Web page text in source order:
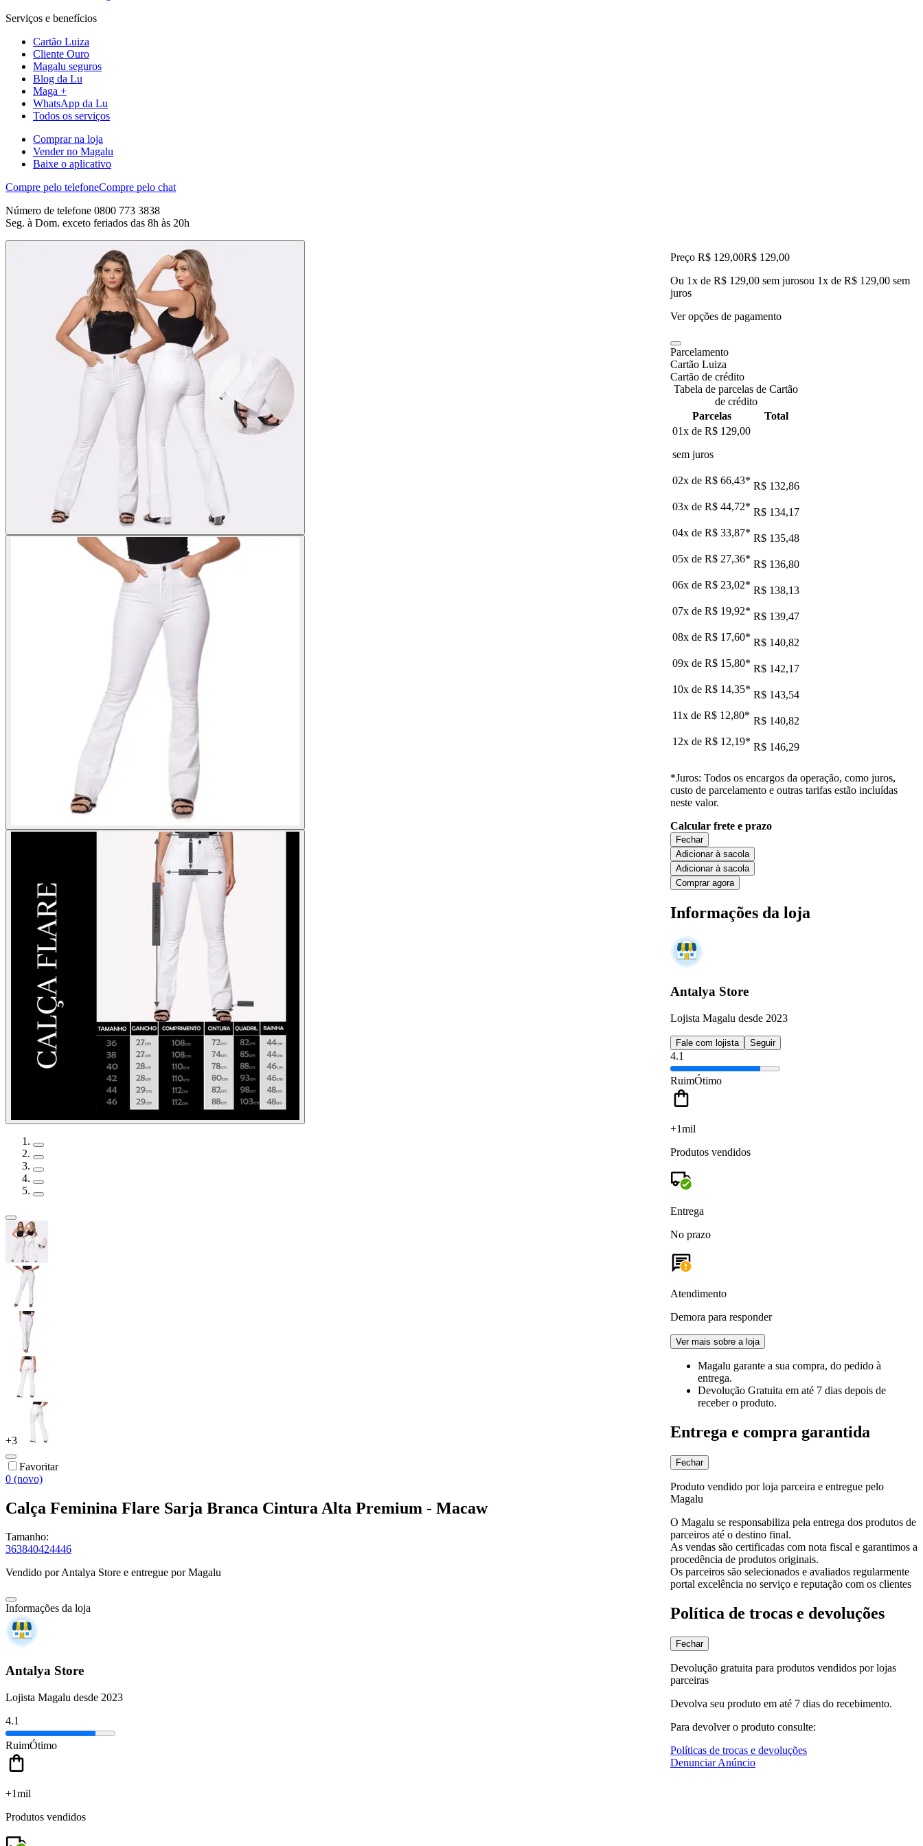
Serviços e benefícios
Cartão Luiza
Cliente Ouro
Magalu seguros
Blog da Lu
Maga +
WhatsApp da Lu
Todos os serviços
Comprar na loja
Vender no Magalu
Baixe o aplicativo
Compre pelo telefoneCompre pelo chat
Número de telefone 0800 773 3838
Seg. à Dom. exceto feriados das 8h às 20h
+3
Favoritar
0 (novo)
Calça Feminina Flare Sarja Branca Cintura Alta Premium - Macaw
Tamanho:
363840424446
Vendido porAntalya Store e entregue por Magalu
Informações da loja
Antalya Store
Lojista Magalu desde 2023
4.1
RuimÓtimo
+1mil
Produtos vendidos
Preço R$ 129,00R$ 129,00
Ou 1x de R$ 129,00 sem jurosou 1x de R$ 129,00 sem
juros
Ver opções de pagamento
Parcelamento
Cartão Luiza
Cartão de crédito
Tabela de parcelas de Cartão
de crédito
Parcelas
Total
01x de R$ 129,00
sem juros
02x de R$ 66,43* R$ 132,86
03x de R$ 44,72* R$ 134,17
04x de R$ 33,87* R$ 135,48
05x de R$ 27,36* R$ 136,80
06x de R$ 23,02* R$ 138,13
07x de R$ 19,92* R$ 139,47
08x de R$ 17,60* R$ 140,82
09x de R$ 15,80* R$ 142,17
10x de R$ 14,35* R$ 143,54
11x de R$ 12,80* R$ 140,82
12x de R$ 12,19* R$ 146,29
*Juros: Todos os encargos da operação, como juros,
custo de parcelamento e outras tarifas estão incluídas
neste valor.
Calcular frete e prazo
Fechar
Adicionar à sacola
Adicionar à sacola
Comprar agora
Informações da loja
Antalya Store
Lojista Magalu desde 2023
Fale com lojista Seguir
4.1
RuimÓtimo
+1mil
Produtos vendidos
Entrega
No prazo
Atendimento
Demora para responder
Ver mais sobre a loja
Magalu garante a sua compra, do pedido à
entrega.
Devolução Gratuita em até 7 dias depois de
receber o produto.
Entrega e compra garantida
Fechar
Produto vendido por loja parceira e entregue pelo
Magalu
O Magalu se responsabiliza pela entrega dos produtos de
parceiros até o destino final.
As vendas são certificadas com nota fiscal e garantimos a
procedência de produtos originais.
Os parceiros são selecionados e avaliados regularmente
portal excelência no serviço e reputação com os clientes
Política de trocas e devoluções
Fechar
Devolução gratuita para produtos vendidos por lojas
parceiras
Devolva seu produto em até 7 dias do recebimento.
Para devolver o produto consulte:
Políticas de trocas e devoluções
Denunciar Anúncio